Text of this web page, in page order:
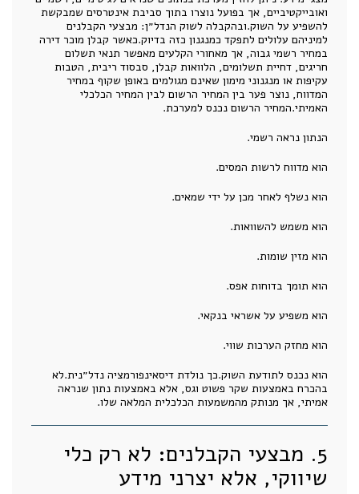
ואובייקטיביים, אך בפועל נוצרו בתוך סביבת אינטרסים שמבקשת
להשפיע על השוק.ובהקבלה לשוק הנדל״ן: מבצעי הקבלנים
למיניהם עלולים לתפקד כמנגנון כזה בדיוק.כאשר קבלן מוכר דירה
במחיר רשמי גבוה, אך מאחורי הקלעים מאפשר תנאי תשלום
חריגים, דחיית תשלומים, הלוואות קבלן, סבסוד ריבית, הטבות
עקיפות או מנגנוני מימון שאינם מגולמים באופן שקוף במחיר
המדווח, נוצר פער בין המחיר הרשום לבין המחיר הכלכלי
האמיתי.המחיר הרשום נכנס למערכת.
הנתון נראה רשמי.
הוא מדווח לרשות המסים.
הוא נשלף לאחר מכן על ידי שמאים.
הוא משמש להשוואות.
הוא מזין שומות.
הוא תומך בדוחות אפס.
הוא משפיע על אשראי בנקאי.
הוא מחזק הערכות שווי.
הוא נכנס לתודעת השוק.כך נולדת דיסאינפורמציה נדל״נית.לא
בהכרח באמצעות שקר פשוט וגס, אלא באמצעות נתון שנראה
אמיתי, אך מנותק מהמשמעות הכלכלית המלאה שלו.
5. מבצעי הקבלנים: לא רק כלי
שיווקי, אלא יצרני מידע